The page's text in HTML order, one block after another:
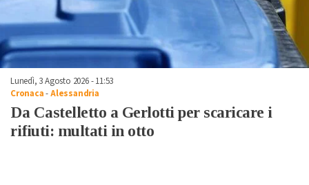
Lunedì, 3 Agosto 2026 - 11:53
Cronaca-Alessandria
Da Castelletto a Gerlotti per scaricare i
rifiuti: multati in otto